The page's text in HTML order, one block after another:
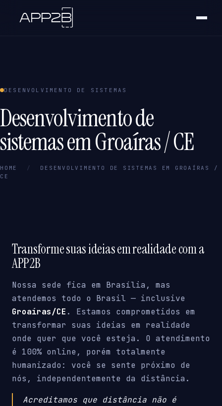
DESENVOLVIMENTO DE SISTEMAS
Desenvolvimento de
sistemas em Groaíras / CE
HOME /
DESENVOLVIMENTO DE SISTEMAS EM GROAÍRAS /
CE
Transforme suas ideias em realidade com a
APP2B
Nossa sede fica em Brasília, mas
atendemos todo o Brasil — inclusive
Groaíras/CE . Estamos comprometidos em
transformar suas ideias em realidade
onde quer que você esteja. O atendimento
é 100% online, porém totalmente
humanizado: você se sente próximo de
nós, independentemente da distância.
Acreditamos que distância não é